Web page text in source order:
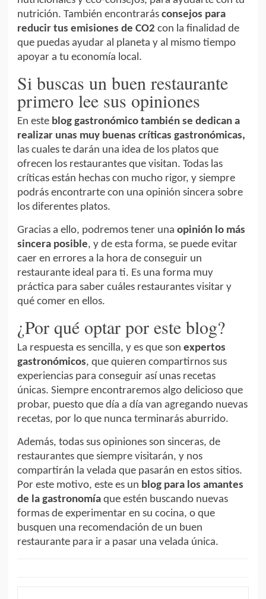
nutrición. También encontrarás consejos para
reducir tus emisiones de CO2 con la finalidad de
que puedas ayudar al planeta y al mismo tiempo
apoyar a tu economía local.
Si buscas un buen restaurante
primero lee sus opiniones
En este blog gastronómico también se dedican a
realizar unas muy buenas críticas gastronómicas,
las cuales te darán una idea de los platos que
ofrecen los restaurantes que visitan. Todas las
críticas están hechas con mucho rigor, y siempre
podrás encontrarte con una opinión sincera sobre
los diferentes platos.
Gracias a ello, podremos tener una opinión lo más
sincera posible, y de esta forma, se puede evitar
caer en errores a la hora de conseguir un
restaurante ideal para ti. Es una forma muy
práctica para saber cuáles restaurantes visitar y
qué comer en ellos.
¿Por qué optar por este blog?
La respuesta es sencilla, y es que son expertos
gastronómicos, que quieren compartirnos sus
experiencias para conseguir así unas recetas
únicas. Siempre encontraremos algo delicioso que
probar, puesto que día a día van agregando nuevas
recetas, por lo que nunca terminarás aburrido.
Además, todas sus opiniones son sinceras, de
restaurantes que siempre visitarán, y nos
compartirán la velada que pasarán en estos sitios.
Por este motivo, este es un blog para los amantes
de la gastronomía que estén buscando nuevas
formas de experimentar en su cocina, o que
busquen una recomendación de un buen
restaurante para ir a pasar una velada única.